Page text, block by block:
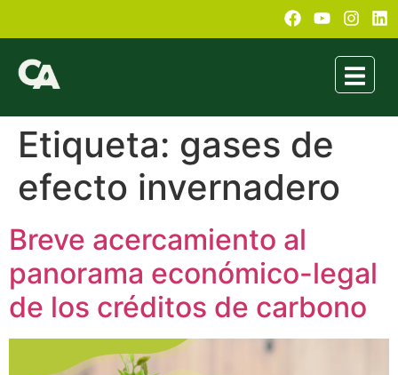
Etiqueta: gases de
efecto invernadero
Breve acercamiento al
panorama económico-legal
de los créditos de carbono